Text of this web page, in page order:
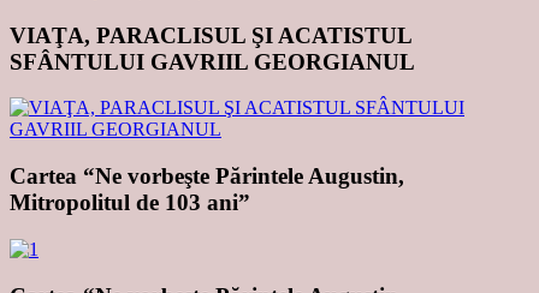
VIAŢA, PARACLISUL ŞI ACATISTUL
SFÂNTULUI GAVRIIL GEORGIANUL
Cartea “Ne vorbeşte Părintele Augustin,
Mitropolitul de 103 ani”